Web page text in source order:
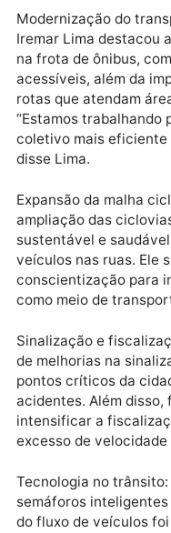
afirmou o vereador.
Durante a reunião,
colocadas em
integradas que
tecnologia e
sugestões discutidas
Modernização do
Iremar Lima
na frota de ônibus,
acessíveis, além da
rotas que atendam
“Estamos
coletivo mais
disse Lima.
Expansão da malha
ampliação das
sustentável e
conscientização
como meio de